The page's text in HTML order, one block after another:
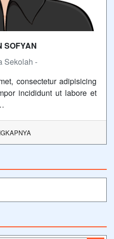
SOFYAN
Sekolah -
consectetur adipisicing
incididunt ut labore et